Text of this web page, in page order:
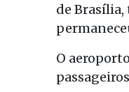
de Brasília,
O